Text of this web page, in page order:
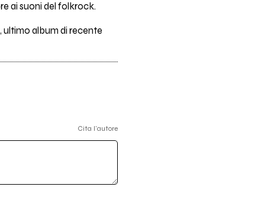
ai suoni del folkrock.
, ultimo album di recente
Cita l'autore